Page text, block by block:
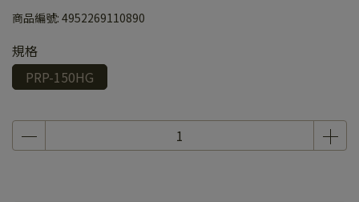
商品編號: 4952269110890
規格
PRP-150HG